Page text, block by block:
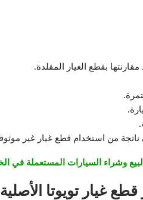
بقطع الغيار المقلدة.
ناتجة من استخدام قطع غيار غير
غيار تويوتا